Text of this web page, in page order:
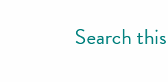
Search